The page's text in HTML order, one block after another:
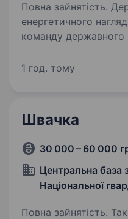
Повна зайнятість. Державна інспекція
енергетичного
команду державного
нагляду Управління
1 год. тому
Швачка
30 000 – 60 000
Центральна база
Національної
Повна зайнятість.